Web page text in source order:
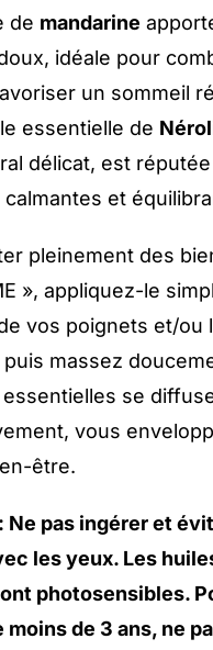
de mandarine
idéale pour
un sommeil
essentielle de
délicat, est
et
pleinement des
», appliquez-le
vos poignets et/ou
massez
essentielles se
vous
être.
Ne pas ingérer et
les yeux. Les
photosensibles.
moins de 3 ans, ne